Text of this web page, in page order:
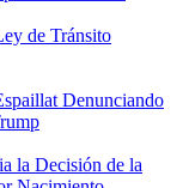
de Tránsito
Denunciando
la Decisión de la